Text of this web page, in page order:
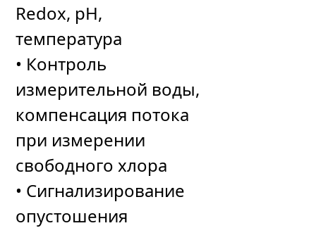
Redox, pH,
температура
• Контроль
измерительной воды,
компенсация потока
при измерении
свободного хлора
• Сигнализирование
опустошения